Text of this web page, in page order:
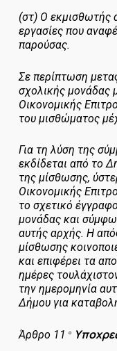
(στ) Ο εκμισθωτής
εργασίες που
παρούσας.
Σε περίπτωση
σχολικής μονάδας
Οικονομικής
του μισθώματος
Για τη λύση της
εκδίδεται από το
της μίσθωσης,
Οικονομικής
το σχετικό
μονάδας και
αυτής αρχής. Η
μίσθωσης
και επιφέρει τα
ημέρες
την ημερομηνία
Δήμου για
Άρθρο 11 ο